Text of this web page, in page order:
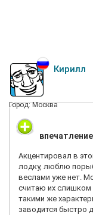
Кирилл
Город: Москва
впечатление
Акцентировал в
лодку, люблю
веслами уже нет.
считаю их слишком
такими же
заводится быстро